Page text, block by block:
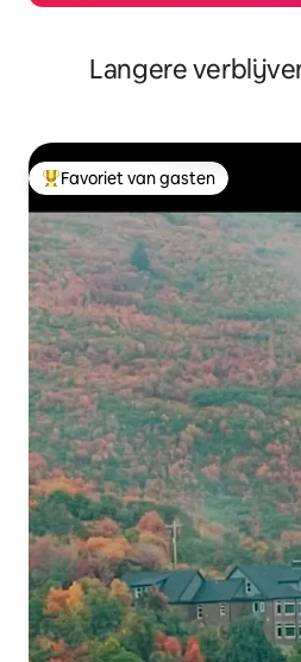
Langere
Topfavoriet van gasten
Favoriet van gasten